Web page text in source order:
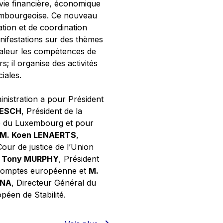
financière, économique
Ce nouveau
et de coordination
sur des thèmes
les compétences de
il organise des activités
a pour Président
, Président de la
du Luxembourg et pour
M. Koen LENAERTS,
de justice de l’Union
MURPHY, Président
européenne et M.
, Directeur Général du
de Stabilité.